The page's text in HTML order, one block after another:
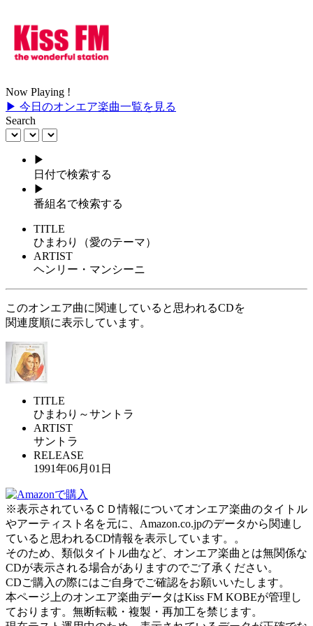
Now Playing !
▶ 今日のオンエア楽曲一覧を見る
Search
▶
日付で検索する
▶
番組名で検索する
TITLE
ひまわり（愛のテーマ）
ARTIST
ヘンリー・マンシーニ
このオンエア曲に関連していると思われるCDを
関連度順に表示しています。
TITLE
ひまわり～サントラ
ARTIST
サントラ
RELEASE
1991年06月01日
※表示されているＣＤ情報についてオンエア楽曲のタイトル
やアーティスト名を元に、Amazon.co.jpのデータから関連し
ていると思われるCD情報を表示しています。。
そのため、類似タイトル曲など、オンエア楽曲とは無関係な
CDが表示される場合がありますのでご了承ください。
CDご購入の際にはご自身でご確認をお願いいたします。
本ページ上のオンエア楽曲データはKiss FM KOBEが管理し
ております。無断転載・複製・再加工を禁じます。